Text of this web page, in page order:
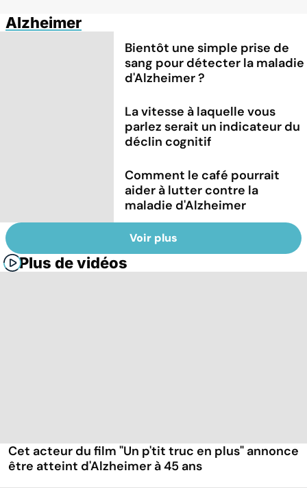
Alzheimer
Bientôt une simple prise de
sang pour détecter la maladie
d'Alzheimer ?
La vitesse à laquelle vous
parlez serait un indicateur du
déclin cognitif
Comment le café pourrait
aider à lutter contre la
maladie d'Alzheimer
Voir plus
Plus de vidéos
Cet acteur du film "Un p'tit truc en plus" annonce
être atteint d'Alzheimer à 45 ans